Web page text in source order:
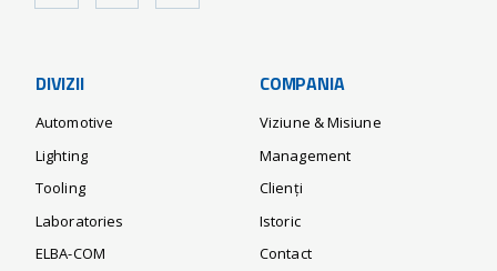
DIVIZII
Automotive
Lighting
Tooling
Laboratories
ELBA-COM
COMPANIA
Viziune & Misiune
Management
Clienți
Istoric
Contact